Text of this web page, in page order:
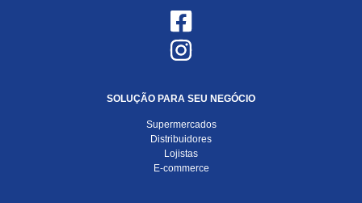
SOLUÇÃO PARA SEU NEGÓCIO
Supermercados
Distribuidores
Lojistas
E-commerce